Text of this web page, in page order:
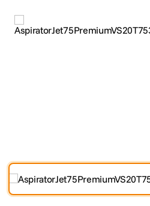
6. lavaliera